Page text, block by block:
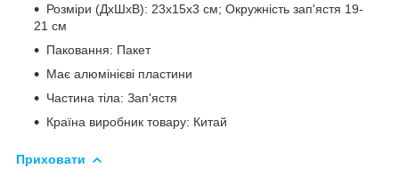
Розміри (ДхШхВ): 23х15х3 см; Окружність зап'ястя 19-
21 см
Паковання: Пакет
Має алюмінієві пластини
Частина тіла: Зап'ястя
Країна виробник товару: Китай
Приховати